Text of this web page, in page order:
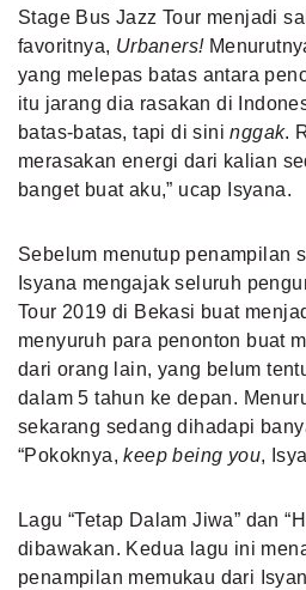
Stage Bus Jazz Tour menjadi
favoritnya, Urbaners!
yang melepas batas antara
itu jarang dia rasakan di
batas-batas, tapi di sininggak.
merasakan energi dari kalian
banget buat aku,” ucap Isyana.
Sebelum menutup penampilan
Isyana mengajak seluruh
Tour 2019 di Bekasi buat
menyuruh para penonton buat
dari orang lain, yang belum
dalam 5 tahun ke depan.
sekarang sedang dihadapi
“Pokoknya,keep being you,
Lagu “Tetap Dalam Jiwa” dan
dibawakan. Kedua lagu ini
penampilan memukau dari